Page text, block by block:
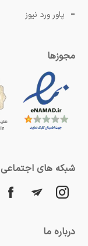
پاور ورد نیوز
مجوزها
شبکه های اجتماعی
درباره ما